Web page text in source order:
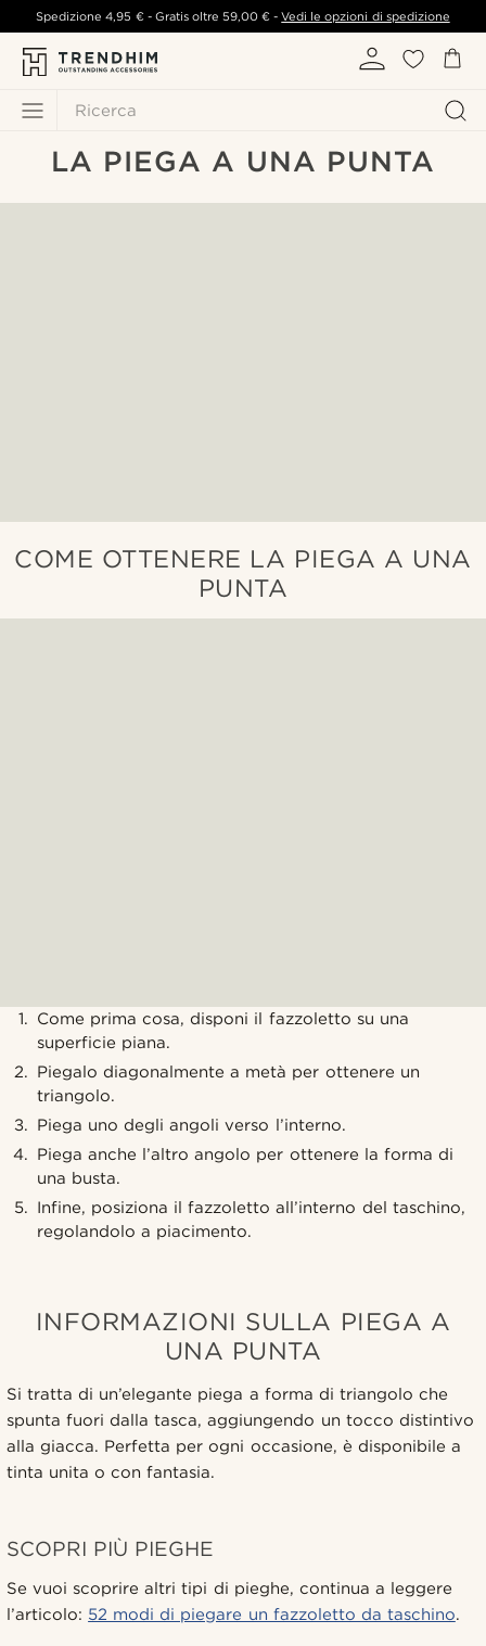
Ricerca
Spedizione4,95 €- Gratis oltre 59,00 € -Vedi le opzioni di spedizione
LA PIEGA A UNA PUNTA
COME OTTENERE LA PIEGA A UNA
PUNTA
Come prima cosa, disponi il fazzoletto su una
superficie piana.
Piegalo diagonalmente a metà per ottenere un
triangolo.
Piega uno degli angoli verso l’interno.
Piega anche l’altro angolo per ottenere la forma di
una busta.
Infine, posiziona il fazzoletto all’interno del taschino,
regolandolo a piacimento.
INFORMAZIONI SULLA PIEGA A
UNA PUNTA
Si tratta di un’elegante piega a forma di triangolo che
spunta fuori dalla tasca, aggiungendo un tocco distintivo
alla giacca. Perfetta per ogni occasione, è disponibile a
tinta unita o con fantasia.
SCOPRI PIÙ PIEGHE
Se vuoi scoprire altri tipi di pieghe, continua a leggere
l’articolo: 52 modi di piegare un fazzoletto da taschino.